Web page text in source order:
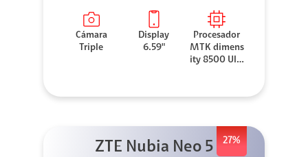
Cámara
Triple
Display
6.59"
Procesador
MTK dimens
ity 8500 Ultr
27%
ZTE Nubia Neo 5